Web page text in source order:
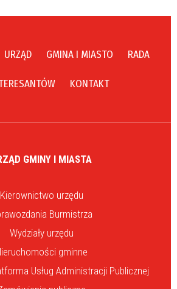
URZĄD GMINA I MIASTO RADA
KONTAKT
GMINY I MIASTA
Kierownictwo urzędu
Burmistrza
Wydziały urzędu
gminne
Usług Administracji Publicznej